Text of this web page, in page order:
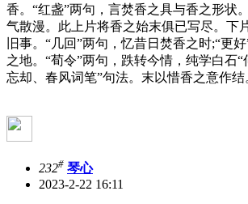
香。“红盏”两句，言焚香之具与香之形状
气散漫。此上片将香之始末俱已写尽。下
旧事。“几回”两句，忆昔日焚香之时;“更
之地。“荀令”两句，跌转今情，纯学白石
忘却、春风词笔”句法。末以惜香之意作结
232# 琴心
2023-2-22 16:11